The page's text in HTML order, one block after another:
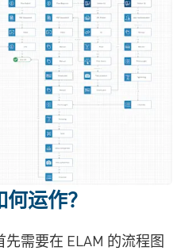
运作？
需要在 ELAM 的流程图